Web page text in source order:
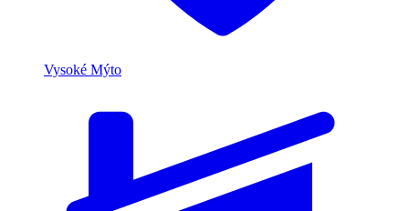
Vysoké Mýto